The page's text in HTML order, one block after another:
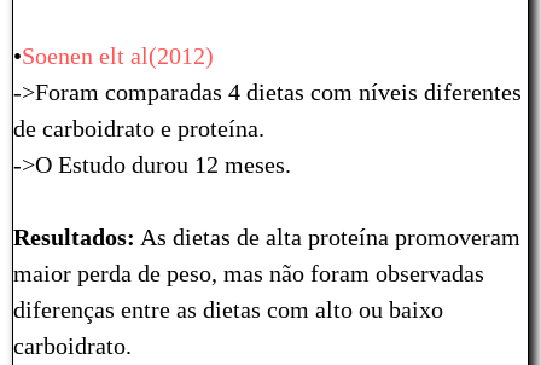
•Soenen elt al(2012)
->Foram comparadas 4 dietas com níveis diferentes
de carboidrato e proteína.
->O Estudo durou 12 meses.
Resultados: As dietas de alta proteína promoveram
maior perda de peso, mas não foram observadas
diferenças entre as dietas com alto ou baixo
carboidrato.